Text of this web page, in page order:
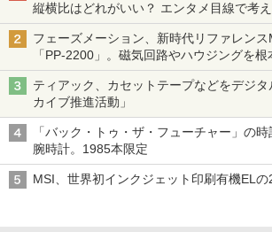
縦横比はどれがいい？ エンタメ目線で考
「Galaxy Z Fold」
フェーズメーション、新時代リファレン
「PP-2200」。磁気回路やハウジングを根
ティアック、カセットテープなどをデジ
カイブ推進活動」
「バック・トゥ・ザ・フューチャー」の
腕時計。1985本限定
MSI、世界初インクジェット印刷有機EL